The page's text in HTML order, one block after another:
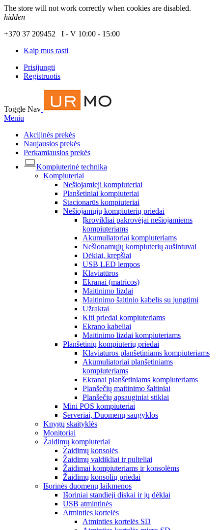
The store will not work correctly when cookies are disabled.
hidden
+370 37 209452 I - V 10:00 - 15:00
Kaip mus rasti
Prisijungti
Registruotis
Toggle Nav
Meniu
Akcijinės prekės
Naujausios prekės
Perkamiausios prekės
Kompiuterinė technika
Kompiuteriai
Nešiojamieji kompiuteriai
Planšetiniai kompiuteriai
Stacionarūs kompiuteriai
Nešiojamųjų kompiuterių priedai
Įkrovikliai pakrovėjai nešiojamiems
kompiuteriams
Akumuliatoriai kompiuteriams
Nešionamųjų kompiuterių aušintuvai
Dėklai, krepšiai
USB LED lempos
Klaviatūros
Ekranai (matricos)
Maitinimo lizdai
Maitinimo šaltinio kabelis su jungtimi
Užraktai
Kiti priedai kompiuteriams
Ekrano kabeliai
Maitinimo lizdai kompiuteriams
Planšetinių kompiuterių priedai
Klaviatūros planšetiniams kompiuteriams
Akumuliatoriai planšetiniams
kompiuteriams
Ekranai planšetiniams kompiuteriams
Planšečių maitinimo šaltiniai
Planšečių apsauginiai stiklai
Mini POS kompiuteriai
Serveriai, Duomenų saugyklos
Knygų skaityklės
Monitoriai
Žaidimų kompiuteriai
Žaidimų konsolės
Žaidimų valdikliai ir pulteliai
Žaidimai kompiuteriams ir konsolėms
Žaidimų konsolių priedai
Išorinės duomenų laikmenos
Išoriniai standieji diskai ir jų dėklai
USB atmintinės
Atminties kortelės
Atminties kortelės SD